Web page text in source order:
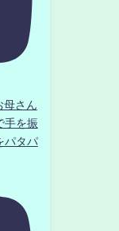
さん
手を振
パタパ